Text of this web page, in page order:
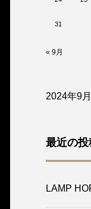
31
« 9月
2024年9月
最近の投
LAMP